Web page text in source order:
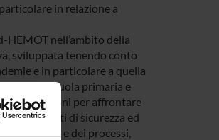
in relazione a
HEMOT nell’ambito della
sviluppata tenendo conto
e in particolare a quella
di scuola primaria e
soluzioni per affrontare
di sicurezza ed
attività e dei processi,